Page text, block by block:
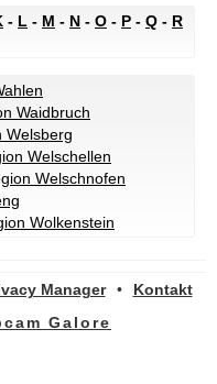
- L - M - N - O - P - Q - R
Waidbruch
Welsberg
Welschellen
Welschnofen
Wolkenstein
Manager •
Kontakt
Galore